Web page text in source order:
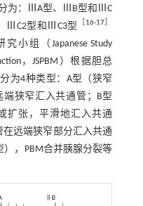
为：ⅢA型、ⅢB型和ⅢC
ⅢC2型和ⅢC3型
［16-17］
小组（Japanese Study
，JSPBM）根据胆总
为4种类型：A型（狭窄
狭窄汇入共通管；B型
扩张，平滑地汇入共通
远端狭窄部分汇入共通
，PBM合并胰腺分裂等